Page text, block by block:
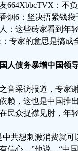
664XbbcTVX：不
烟6：坚决捂紧钱
：这些砖家看到年
：专家的意思是搞成
人债务暴增中国领
音采访报道，专家
赖，这也是中国推
民众捉襟见肘，年
中共想刺激消费就
信心，”他说，“中